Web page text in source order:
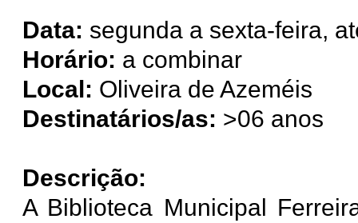
Data: segunda a sexta-feira,
Horário: a combinar
Local: Oliveira de Azeméis
Destinatários/as: >06 anos
Descrição:
A Biblioteca Municipal